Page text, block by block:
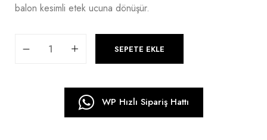
balon kesimli etek ucuna dönüşür.
SEPETE EKLE
WP Hızlı Sipariş Hattı